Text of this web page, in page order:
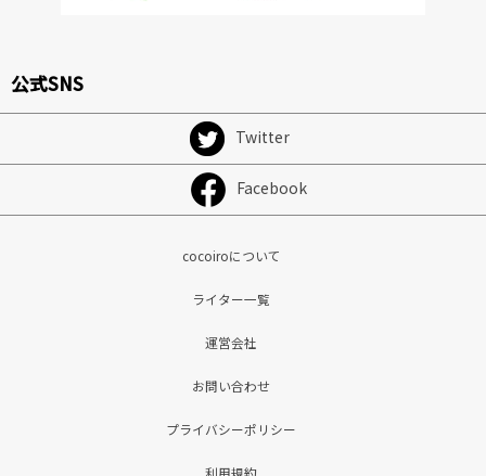
公式SNS
Twitter
Facebook
cocoiroについて
ライター一覧
運営会社
お問い合わせ
プライバシーポリシー
利用規約